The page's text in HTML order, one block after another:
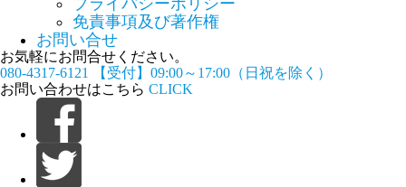
プライバシーポリシー
免責事項及び著作権
お問い合せ
お気軽にお問合せください。
080-4317-6121
【受付】09:00～17:00（日祝を除く）
お問い合わせはこちら CLICK